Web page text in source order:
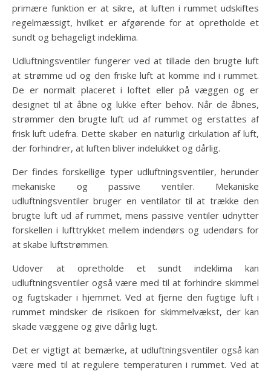
primære funktion er at sikre, at luften i rummet udskiftes
regelmæssigt, hvilket er afgørende for at opretholde et
sundt og behageligt indeklima.
Udluftningsventiler fungerer ved at tillade den brugte luft
at strømme ud og den friske luft at komme ind i rummet.
De er normalt placeret i loftet eller på væggen og er
designet til at åbne og lukke efter behov. Når de åbnes,
strømmer den brugte luft ud af rummet og erstattes af
frisk luft udefra. Dette skaber en naturlig cirkulation af luft,
der forhindrer, at luften bliver indelukket og dårlig.
Der findes forskellige typer udluftningsventiler, herunder
mekaniske og passive ventiler. Mekaniske
udluftningsventiler bruger en ventilator til at trække den
brugte luft ud af rummet, mens passive ventiler udnytter
forskellen i lufttrykket mellem indendørs og udendørs for
at skabe luftstrømmen.
Udover at opretholde et sundt indeklima kan
udluftningsventiler også være med til at forhindre skimmel
og fugtskader i hjemmet. Ved at fjerne den fugtige luft i
rummet mindsker de risikoen for skimmelvækst, der kan
skade væggene og give dårlig lugt.
Det er vigtigt at bemærke, at udluftningsventiler også kan
være med til at regulere temperaturen i rummet. Ved at